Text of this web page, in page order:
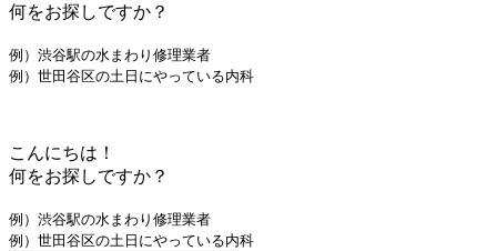
何をお探しですか？
例）渋谷駅の水まわり修理業者
例）世田谷区の土日にやっている内科
こんにちは！
何をお探しですか？
例）渋谷駅の水まわり修理業者
例）世田谷区の土日にやっている内科